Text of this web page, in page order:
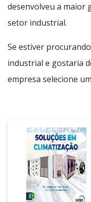
desenvolveu a maior
setor industrial.
Se estiver
industrial e gostaria
empresa selecione